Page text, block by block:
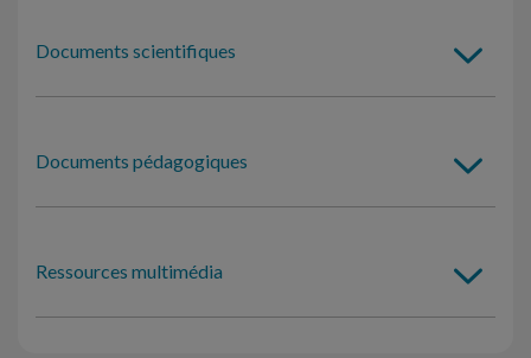
Documents scientifiques
Documents pédagogiques
Ressources multimédia